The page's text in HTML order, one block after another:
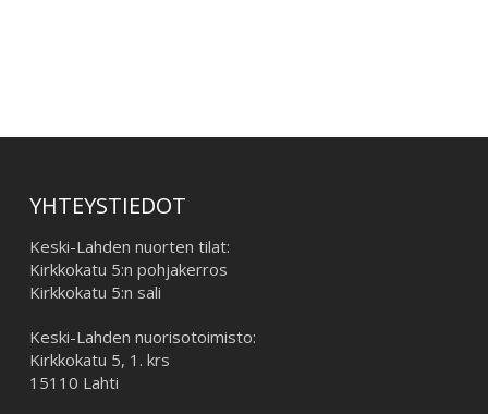
YHTEYSTIEDOT
Keski-Lahden nuorten tilat:
Kirkkokatu 5:n pohjakerros
Kirkkokatu 5:n sali
Keski-Lahden nuorisotoimisto:
Kirkkokatu 5, 1. krs
15110 Lahti